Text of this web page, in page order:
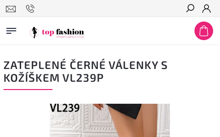
Hledat
ZATEPLENÉ ČERNÉ VÁLENKY S
KOŽÍŠKEM VL239P